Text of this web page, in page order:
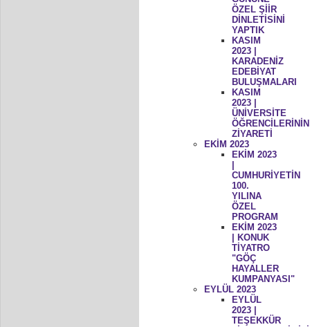
ÖZEL ŞİİR
DİNLETİSİNİ
YAPTIK
KASIM
2023 |
KARADENİZ
EDEBİYAT
BULUŞMALARI
KASIM
2023 |
ÜNİVERSİTE
ÖĞRENCİLERİNİN
ZİYARETİ
EKİM 2023
EKİM 2023
CUMHURİYETİN
100.
YILINA
ÖZEL
PROGRAM
EKİM 2023
| KONUK
TİYATRO
"GÖÇ
HAYALLER
KUMPANYASI"
EYLÜL 2023
EYLÜL
2023 |
TEŞEKKÜR